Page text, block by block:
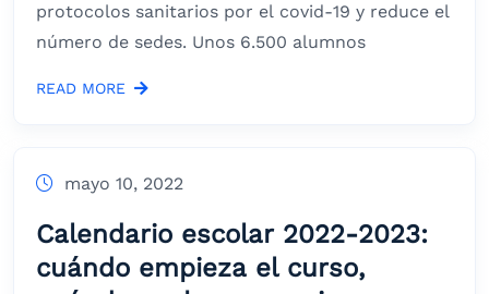
protocolos sanitarios por el covid-19 y reduce el
número de sedes. Unos 6.500 alumnos
READ MORE
mayo 10, 2022
Calendario escolar 2022-2023:
cuándo empieza el curso,